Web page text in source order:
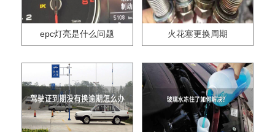
epc灯亮是什么问题 火花塞更换周期